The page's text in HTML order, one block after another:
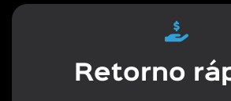
Retorno